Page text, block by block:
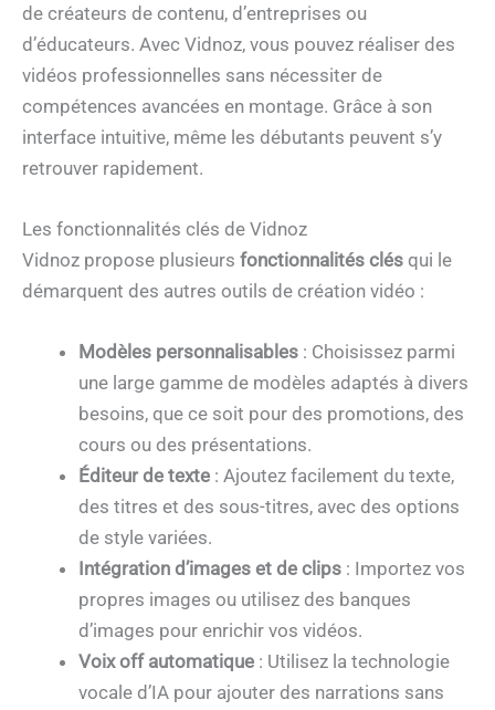
de créateurs de contenu, d’entreprises ou
d’éducateurs. Avec Vidnoz, vous pouvez réaliser des
vidéos professionnelles sans nécessiter de
compétences avancées en montage. Grâce à son
interface intuitive, même les débutants peuvent s’y
retrouver rapidement.
Les fonctionnalités clés de Vidnoz
Vidnoz propose plusieurs fonctionnalités clés qui le
démarquent des autres outils de création vidéo :
Modèles personnalisables : Choisissez parmi
une large gamme de modèles adaptés à divers
besoins, que ce soit pour des promotions, des
cours ou des présentations.
Éditeur de texte : Ajoutez facilement du texte,
des titres et des sous-titres, avec des options
de style variées.
Intégration d’images et de clips : Importez vos
propres images ou utilisez des banques
d’images pour enrichir vos vidéos.
Voix off automatique : Utilisez la technologie
vocale d’IA pour ajouter des narrations sans